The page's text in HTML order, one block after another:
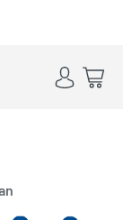
Account